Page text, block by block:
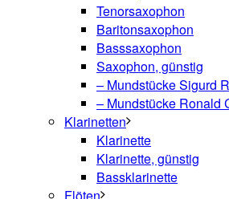
Tenorsaxophon
Baritonsaxophon
Basssaxophon
Saxophon, günstig
– Mundstücke Sigurd
– Mundstücke Ronald
Klarinetten
Klarinette
Klarinette, günstig
Bassklarinette